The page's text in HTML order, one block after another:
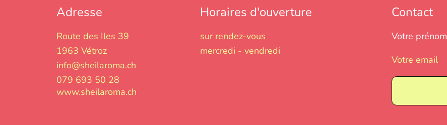
Adresse
Route des Iles 39
1963 Vétroz
info@sheilaroma.ch
079 693 50 28
www.sheilaroma.ch
Horaires d'ouverture
sur rendez-vous
mercredi - vendredi
Contact
Votre prénom
Votre email